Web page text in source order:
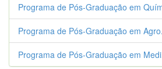
Programa de Pós-Graduação em
Programa de Pós-Graduação em
Programa de Pós-Graduação em